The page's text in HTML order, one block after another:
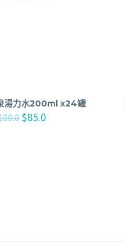
湯力水200ml x24罐
$85.0